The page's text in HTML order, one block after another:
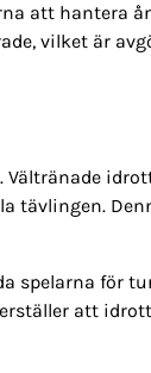
att hantera
vilket är
tävlingen.
spelarna för
att